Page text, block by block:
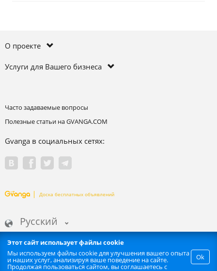
Этот сайт использует файлы cookie
Ok
Мы используем файлы cookie для улучшения вашего опыта
и наших услуг, анализируя ваше поведение на сайте.
Продолжая пользоваться сайтом, вы соглашаетесь с
О проекте
Услуги для Вашего бизнеса
Часто задаваемые вопросы
Полезные статьи на GVANGA.COM
Gvanga в социальных сетях:
Доска бесплатных объявлений
Русский
Запрещается любое автоматизированное извлечение информации